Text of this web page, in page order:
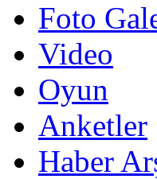
Foto
Video
Oyun
Anketler
Haber